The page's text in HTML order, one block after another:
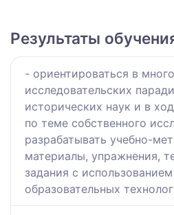
Результаты
- ориентироваться в
исследовательских
исторических наук и в
по теме собственного
разрабатывать учебно-
материалы, упражнения,
задания с
образовательных